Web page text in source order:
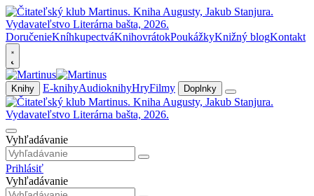
DoručenieKníhkupectváKnihovrátokPoukážkyKnižný blogKontakt
Knihy E-knihyAudioknihyHryFilmy Doplnky
Vyhľadávanie
Prihlásiť
Vyhľadávanie